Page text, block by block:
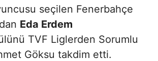
seçilen Fenerbahçe
Eda Erdem
TVF Liglerden Sorumlu
Göksu takdim etti.